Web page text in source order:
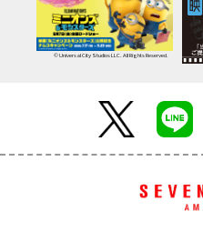
© Universal City Studios LLC. All Rights Reserved.